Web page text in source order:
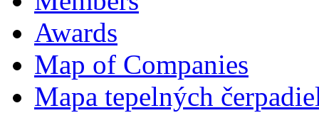
Awards
Map of Companies
Mapa tepelných